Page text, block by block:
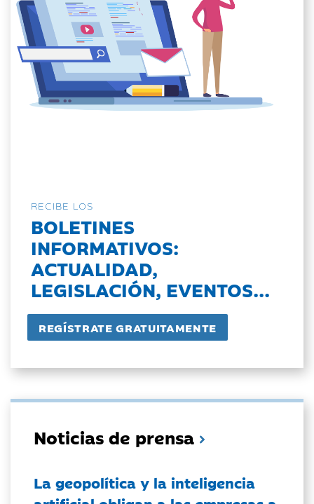
RECIBE LOS
BOLETINES
INFORMATIVOS:
ACTUALIDAD,
LEGISLACIÓN, EVENTOS...
Noticias de prensa
La geopolítica y la inteligencia